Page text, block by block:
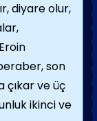
diyare olur,
son
çıkar ve üç
ikinci ve